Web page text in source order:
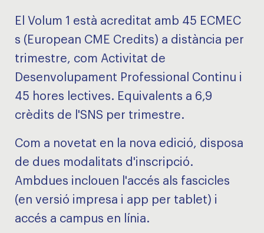
El Volum 1 està acreditat amb 45 ECMEC
s (European CME Credits) a distància per
trimestre, com Activitat de
Desenvolupament Professional Continu i
45 hores lectives. Equivalents a 6,9
crèdits de l'SNS per trimestre.
Com a novetat en la nova edició, disposa
de dues modalitats d'inscripció.
Ambdues inclouen l'accés als fascicles
(en versió impresa i app per tablet) i
accés a campus en línia.